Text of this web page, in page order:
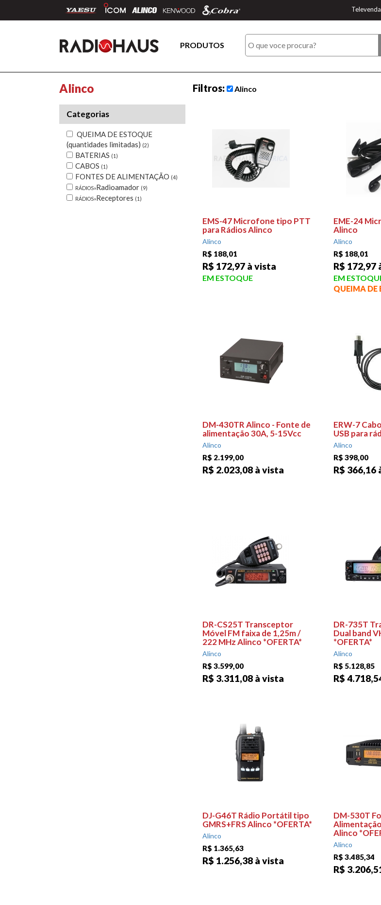
PRODUTOS
Alinco
Categorias
QUEIMA DE ESTOQUE
(quantidades limitadas) (2)
BATERIAS (1)
CABOS (1)
FONTES DE ALIMENTAÇÃO (4)
RÁDIOS»Radioamador (9)
RÁDIOS»Receptores (1)
Filtros: Alinco
EMS-47 Microfone tipo PTT
para Rádios Alinco
Alinco
R$ 188,01
R$ 172,97 à vista
EM ESTOQUE
EME-24
Alinco
Alinco
R$ 188,01
R$ 172,97
EM
QUEIMA DE
DM-430TR Alinco - Fonte de
alimentação 30A, 5-15Vcc
Alinco
R$ 2.199,00
R$ 2.023,08 à vista
ERW-7
USB para
Alinco
R$ 398,00
R$ 366,16
DR-CS25T Transceptor
Móvel FM faixa de 1,25m /
222 MHz Alinco *OFERTA*
Alinco
R$ 3.599,00
R$ 3.311,08 à vista
DR-735T
Dual band
*OFERTA*
Alinco
R$ 5.128,85
R$
DJ-G46T Rádio Portátil tipo
GMRS+FRS Alinco *OFERTA*
Alinco
R$ 1.365,63
R$ 1.256,38 à vista
DM-530T
Alinco
Alinco
R$ 3.485,34
R$